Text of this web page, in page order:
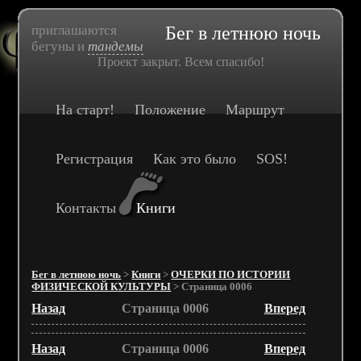
приглашаются
бегуны итандемы
Бег в летнюю ночь
Проект закрыт. Всем спасибо!
На старт! Положение Маршрут
Регистрация Как это было SOS!
Контакты Книги
Бег в летнюю ночь >Книги >ОЧЕРКИ ПО ИСТОРИИ
ФИЗИЧЕСКОЙ КУЛЬТУРЫ > Страница 0006
Назад Страница 0006 Вперед
Назад Страница 0006 Вперед